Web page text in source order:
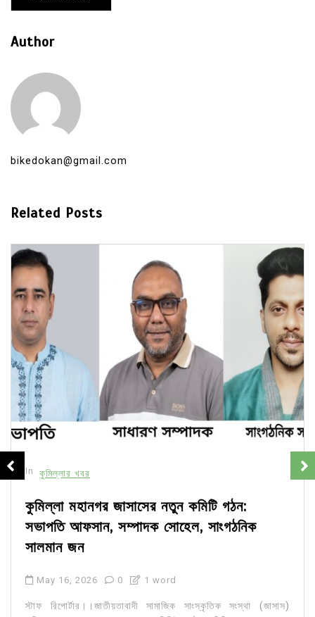
Author
bikedokan@gmail.com
Related Posts
In কুমিল্লার খবর
কুমিল্লা মহানগর জাসাসের নতুন কমিটি গঠন:
সভাপতি আফসান, সম্পাদক সোহেল, সাংগঠনিক
সালমান জন
May 16, 2026 0 1 word
স্টাফ রিপোর্টার।।জাতীয়তাবাদী সামাজিক সাংস্কৃতিক সংস্থা (জাসাস)